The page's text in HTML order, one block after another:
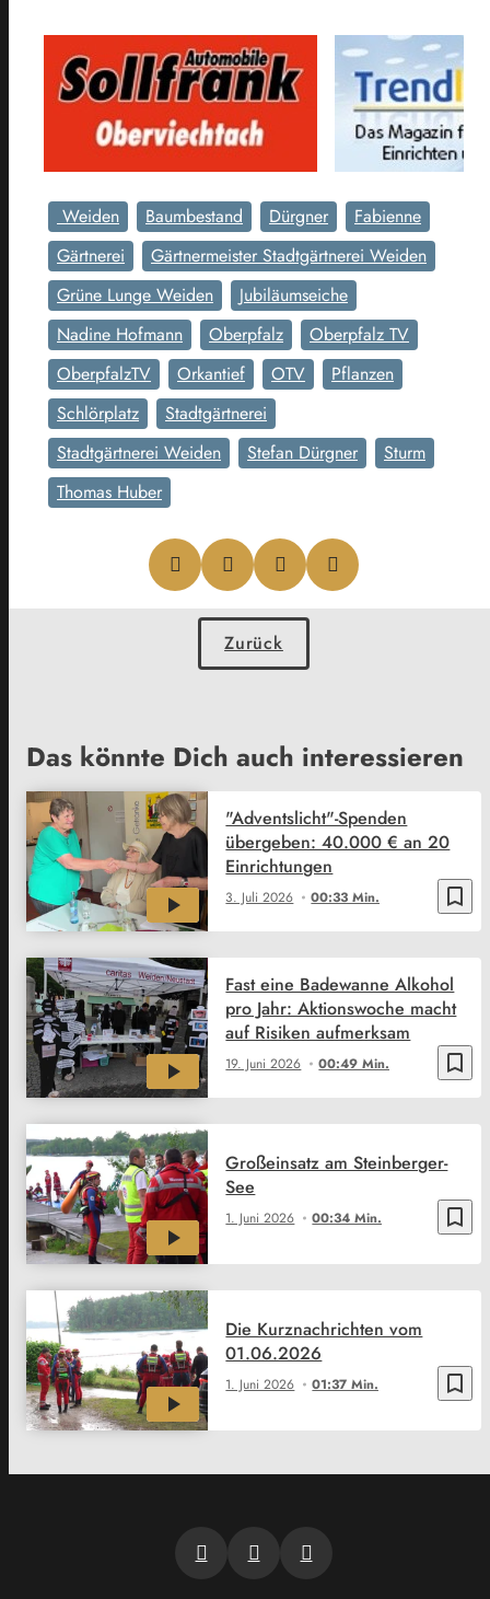
Weiden Baumbestand Dürgner
Fabienne
Gärtnerei
Gärtnermeister Stadtgärtnerei Weiden
Grüne Lunge Weiden
Jubiläumseiche
Nadine Hofmann
Oberpfalz
Oberpfalz TV
OberpfalzTV
Orkantief OTV
Pflanzen
Schlörplatz
Stadtgärtnerei
Stadtgärtnerei Weiden
Stefan Dürgner
Sturm
Thomas Huber
Zurück
Das könnte Dich auch interessieren
bookmark_border
3. Juli 2026 00:33 Min.
"Adventslicht"-Spenden
übergeben: 40.000 € an 20
Einrichtungen
bookmark_border
19. Juni 2026 00:49 Min.
Fast eine Badewanne Alkohol
pro Jahr: Aktionswoche macht
auf Risiken aufmerksam
bookmark_border
1. Juni 2026 00:34 Min.
Großeinsatz am Steinberger-
See
bookmark_border
1. Juni 2026 01:37 Min.
Die Kurznachrichten vom
01.06.2026